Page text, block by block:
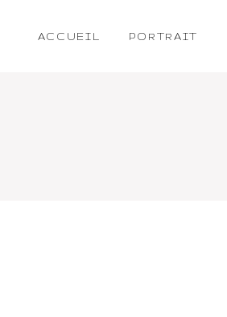
ACCUEIL PORTRAIT